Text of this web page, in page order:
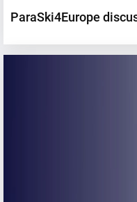
ParaSki4Europe